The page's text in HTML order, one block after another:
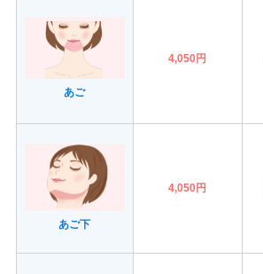
あご
4,050円
あご下
4,050円